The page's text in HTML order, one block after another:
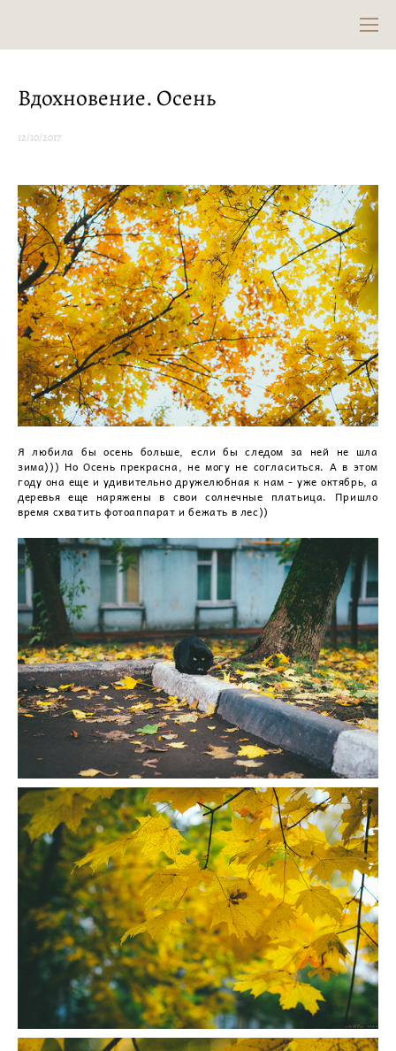
12/10/2017
Вдохновение. Осень
Я любила бы осень больше, если бы следом за ней не шла
зима))) Но Осень прекрасна, не могу не согласиться. А в этом
году она еще и удивительно дружелюбная к нам - уже октябрь, а
деревья еще наряжены в свои солнечные платьица. Пришло
время схватить фотоаппарат и бежать в лес))